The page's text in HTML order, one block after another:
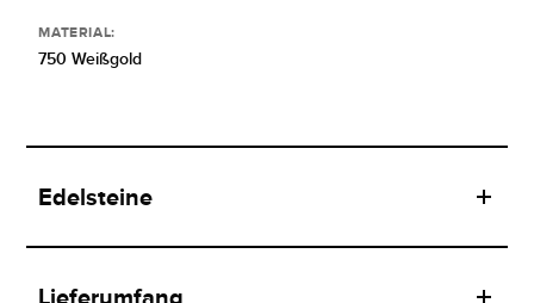
MATERIAL:
750 Weißgold
Edelsteine
Lieferumfang